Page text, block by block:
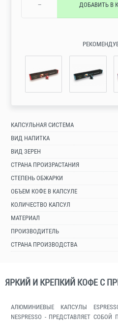
− ДОБАВИТЬ В
КАПСУЛЬНАЯ СИСТЕМА
ВИД НАПИТКА
ВИД ЗЕРЕН
СТРАНА ПРОИЗРАСТАНИЯ
СТЕПЕНЬ ОБЖАРКИ
ОБЪЕМ КОФЕ В КАПСУЛЕ
КОЛИЧЕСТВО КАПСУЛ
МАТЕРИАЛ
ПРОИЗВОДИТЕЛЬ
СТРАНА ПРОИЗВОДСТВА
ЯРКИЙ И КРЕПКИЙ КОФЕ С
АЛЮМИНИЕВЫЕ КАПСУЛЫ
NESPRESSO - ПРЕДСТАВЛЯЕТ